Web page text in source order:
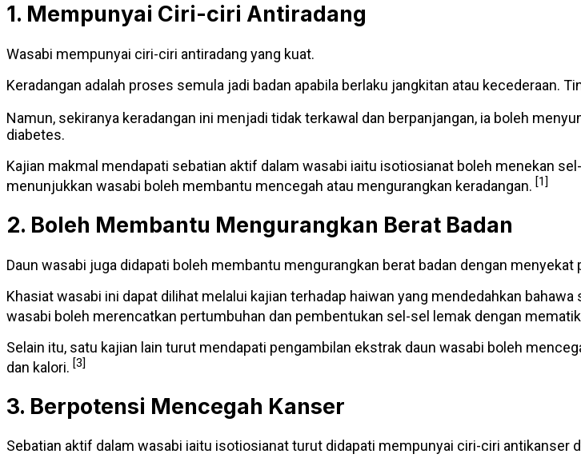
1. Mempunyai Ciri-ciri Antiradang
Wasabi mempunyai ciri-ciri antiradang yang kuat.
Keradangan adalah proses semula jadi badan apabila berlaku jangkitan atau kecederaan.
Namun, sekiranya keradangan ini menjadi tidak terkawal dan berpanjangan, ia boleh
diabetes.
Kajian makmal mendapati sebatian aktif dalam wasabi iaitu isotiosianat boleh menekan
menunjukkan wasabi boleh membantu mencegah atau mengurangkan keradangan. [1]
2. Boleh Membantu Mengurangkan Berat Badan
Daun wasabi juga didapati boleh membantu mengurangkan berat badan dengan
Khasiat wasabi ini dapat dilihat melalui kajian terhadap haiwan yang mendedahkan bahawa
wasabi boleh merencatkan pertumbuhan dan pembentukan sel-sel lemak dengan
Selain itu, satu kajian lain turut mendapati pengambilan ekstrak daun wasabi boleh
dan kalori. [3]
3. Berpotensi Mencegah Kanser
Sebatian aktif dalam wasabi iaitu isotiosianat turut didapati mempunyai ciri-ciri antikanser